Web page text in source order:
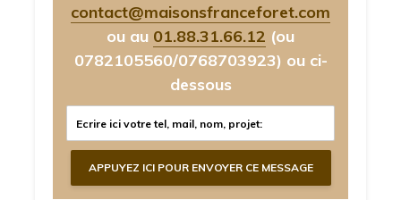
contact@maisonsfranceforet.com
ou au 01.88.31.66.12 (ou
0782105560/0768703923) ou ci-
dessous